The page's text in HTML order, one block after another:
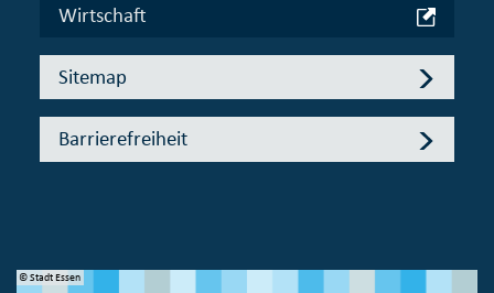
Wirtschaft
Sitemap
Barrierefreiheit
© Stadt Essen